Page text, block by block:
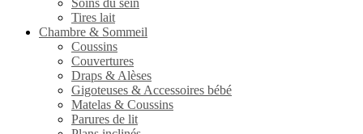
Tires lait
Chambre & Sommeil
Coussins
Couvertures
Draps & Alèses
Gigoteuses & Accessoires bébé
Matelas & Coussins
Parures de lit